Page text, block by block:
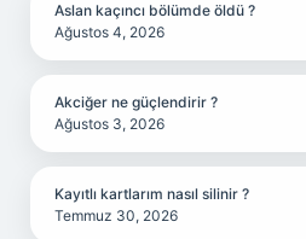
Aslan kaçıncı bölümde öldü ?
Ağustos 4, 2026
Akciğer ne güçlendirir ?
Ağustos 3, 2026
Kayıtlı kartlarım nasıl silinir ?
Temmuz 30, 2026